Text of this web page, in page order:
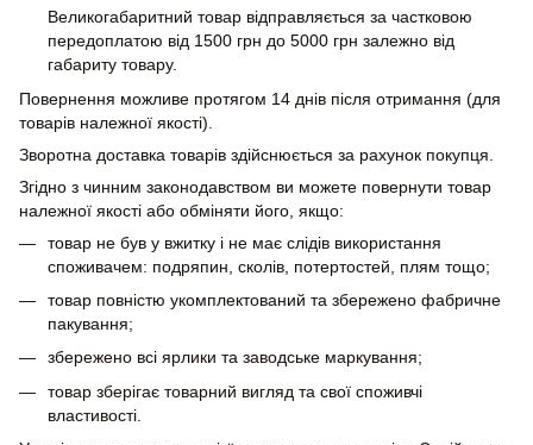
Великогабаритний товар відправляється за частковою
передоплатою від 1500 грн до 5000 грн залежно від
габариту товару.
Повернення можливе протягом 14 днів після отримання (для
товарів належної якості).
Зворотна доставка товарів здійснюється за рахунок покупця.
Згідно з чинним законодавством ви можете повернути товар
належної якості або обміняти його, якщо:
товар не був у вжитку і не має слідів використання
споживачем: подряпин, сколів, потертостей, плям тощо;
товар повністю укомплектований та збережено фабричне
пакування;
збережено всі ярлики та заводське маркування;
товар зберігає товарний вигляд та свої споживчі
властивості.